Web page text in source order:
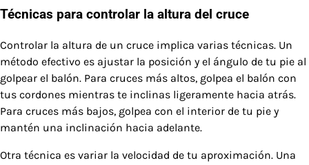
Técnicas para controlar la altura del cruce
Controlar la altura de un cruce implica varias técnicas. Un
método efectivo es ajustar la posición y el ángulo de tu pie al
golpear el balón. Para cruces más altos, golpea el balón con
tus cordones mientras te inclinas ligeramente hacia atrás.
Para cruces más bajos, golpea con el interior de tu pie y
mantén una inclinación hacia adelante.
Otra técnica es variar la velocidad de tu aproximación. Una